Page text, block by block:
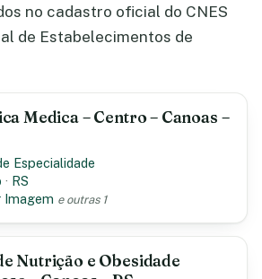
no cadastro oficial do CNES
de Estabelecimentos de
Medica – Centro – Canoas –
Especialidade
· RS
Imagem e outras 1
Nutrição e Obesidade